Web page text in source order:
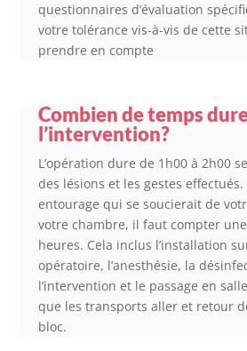
questionnaires d’évaluation
votre tolérance vis-à-vis de cette
prendre en compte
Combien de temps
l’intervention?
L’opération dure de 1h00 à 2h00
des lésions et les gestes effectués.
entourage qui se soucierait de
votre chambre, il faut compter
heures. Cela inclus l’installation
opératoire, l’anesthésie, la
l’intervention et le passage en
que les transports aller et retour
bloc.